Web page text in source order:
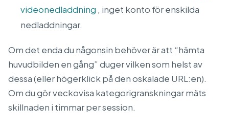
videonedladdning , inget konto för enskilda
nedladdningar.
Om det enda du någonsin behöver är att “hämta
huvudbilden en gång” duger vilken som helst av
dessa (eller högerklick på den oskalade URL:en).
Om du gör veckovisa kategorigranskningar mäts
skillnaden i timmar per session.